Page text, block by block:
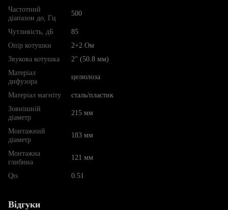
Частотний
діапазон до, Гц
500
Чутливість, дБ
85
Опір котушки
2+2 Ом
Звукова котушка
2" (50.8 мм)
Матеріал
дифузора
целюлоза
Матеріал магніту
сталь/пластик
Зовнішній
діаметр
215 мм
Монтажний
діаметр
183 мм
Монтажна
глибина
121 мм
Qts 0.51
Відгуки